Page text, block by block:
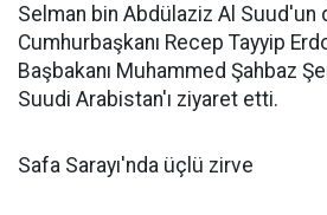
Selman bin Abdülaziz Al Suud'un
Cumhurbaşkanı Recep Tayyip
Başbakanı Muhammed Şahbaz
Suudi Arabistan'ı ziyaret etti.
Safa Sarayı'nda üçlü zirve